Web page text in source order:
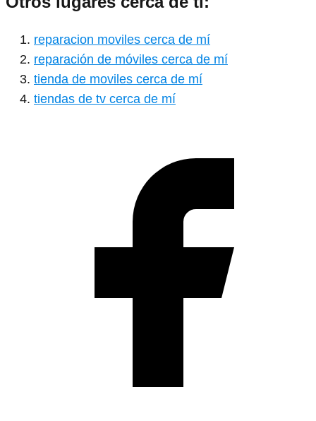
reparacion moviles cerca de mí
reparación de móviles cerca de mí
tienda de moviles cerca de mí
tiendas de tv cerca de mí